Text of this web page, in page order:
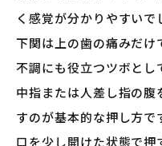
く感覚が分かりやすいで
下関は上の歯の痛みだ
不調にも役立つツボとし
中指または人差し指の
すのが基本的な押し方で
口を少し開けた状態で